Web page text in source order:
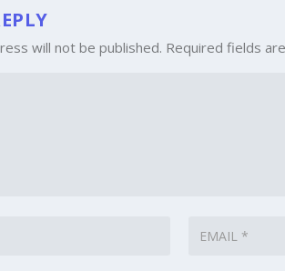
will not be published. Required fields